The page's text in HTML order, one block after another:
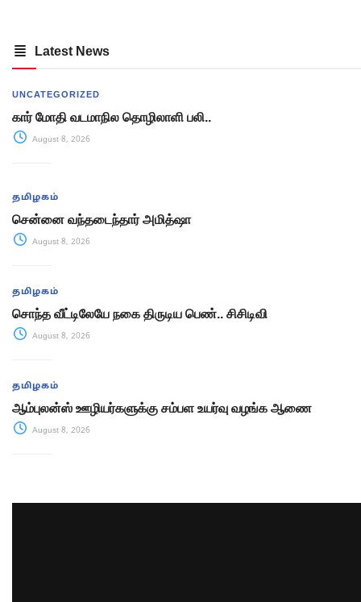
Latest News
UNCATEGORIZED
கார் மோதி வடமாநில தொழிலாளி பலி..
August 8, 2026
தமிழகம்
சென்னை வந்தடைந்தார் அமித்ஷா
August 8, 2026
தமிழகம்
சொந்த வீட்டிலேயே நகை திருடிய பெண்.. சிசிடிவி
August 8, 2026
தமிழகம்
ஆம்புலன்ஸ் ஊழியர்களுக்கு சம்பள உயர்வு வழங்க ஆணை
August 8, 2026